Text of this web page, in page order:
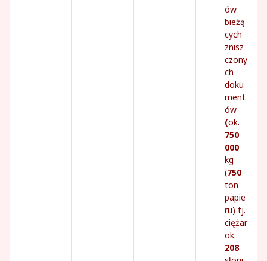
ów
bieżą
cych
znisz
czony
ch
doku
ment
ów
(ok.
750
000
kg
(750
ton
papie
ru) tj.
ciężar
ok.
208